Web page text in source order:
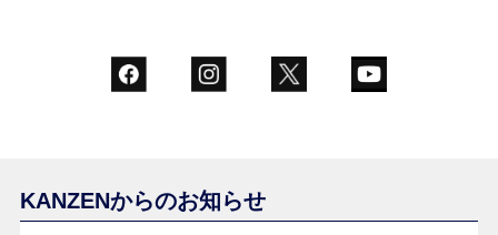
KANZENからのお知らせ